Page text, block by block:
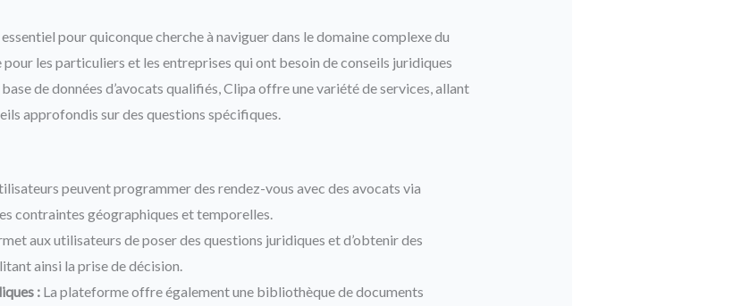
pour quiconque cherche à naviguer dans le domaine complexe du
les particuliers et les entreprises qui ont besoin de conseils juridiques
de données d’avocats qualifiés, Clipa offre une variété de services, allant
approfondis sur des questions spécifiques.
peuvent programmer des rendez-vous avec des avocats via
contraintes géographiques et temporelles.
aux utilisateurs de poser des questions juridiques et d’obtenir des
ainsi la prise de décision.
:La plateforme offre également une bibliothèque de documents